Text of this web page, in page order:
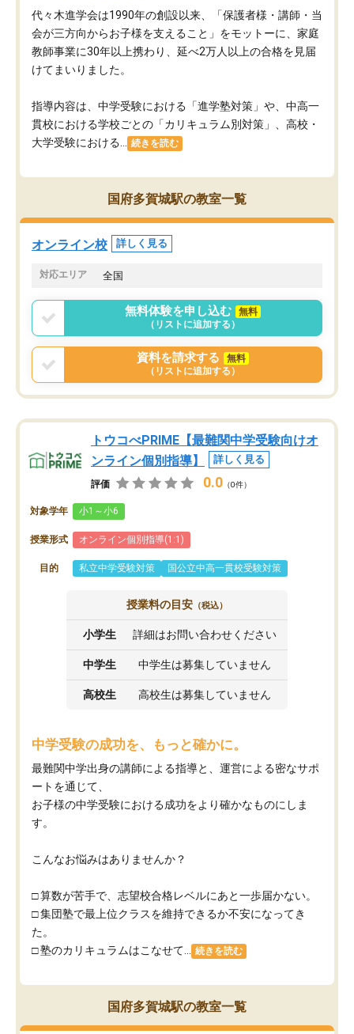
代々木進学会は1990年の創設以来、「保護者様・講師・当
会が三方向からお子様を支えること」をモットーに、家庭
教師事業に30年以上携わり、延べ2万人以上の合格を見届
けてまいりました。
指導内容は、中学受験における「進学塾対策」や、中高一
貫校における学校ごとの「カリキュラム別対策」、高校・
大学受験における...
続きを読む
国府多賀城駅の教室一覧
オンライン校 詳しく見る
対応エリア 全国
無料体験を申し込む
無料
（リストに追加する）
資料を請求する
無料
（リストに追加する）
トウコべPRIME【最難関中学受験向けオ
ンライン個別指導】
詳しく見る
評価 0.0 （0件）
対象学年 小1～小6
授業形式 オンライン個別指導(1:1)
目的 私立中学受験対策 国公立中高一貫校受験対策
授業料の目安 （税込）
小学生 詳細はお問い合わせください
中学生 中学生は募集していません
高校生 高校生は募集していません
中学受験の成功を、もっと確かに。
最難関中学出身の講師による指導と、運営による密なサポ
ートを通じて、
お子様の中学受験における成功をより確かなものにしま
す。
こんなお悩みはありませんか？
□ 算数が苦手で、志望校合格レベルにあと一歩届かない。
□ 集団塾で最上位クラスを維持できるか不安になってき
た。
□ 塾のカリキュラムはこなせて...
続きを読む
国府多賀城駅の教室一覧